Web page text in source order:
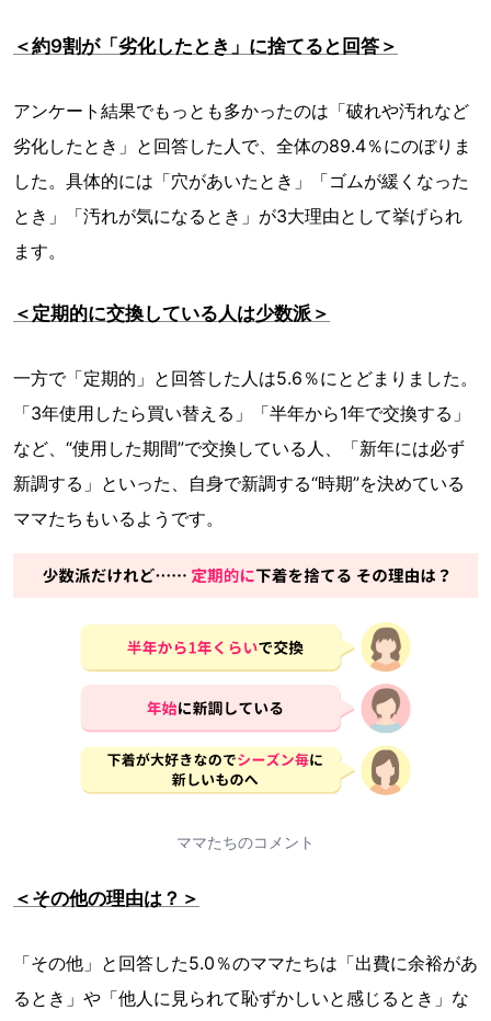
＜約9割が「劣化したとき」に捨てると回答＞
アンケート結果でもっとも多かったのは「破れや汚れなど
劣化したとき」と回答した人で、全体の89.4％にのぼりま
した。具体的には「穴があいたとき」「ゴムが緩くなった
とき」「汚れが気になるとき」が3大理由として挙げられ
ます。
＜定期的に交換している人は少数派＞
一方で「定期的」と回答した人は5.6％にとどまりました。
「3年使用したら買い替える」「半年から1年で交換する」
など、“使用した期間”で交換している人、「新年には必ず
新調する」といった、自身で新調する“時期”を決めている
ママたちもいるようです。
ママたちのコメント
＜その他の理由は？＞
「その他」と回答した5.0％のママたちは「出費に余裕があ
るとき」や「他人に見られて恥ずかしいと感じるとき」な